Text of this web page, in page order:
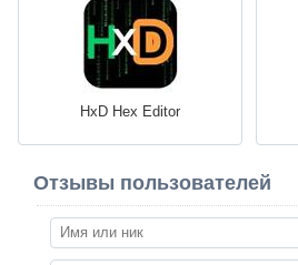
HxD Hex Editor
Отзывы пользователей